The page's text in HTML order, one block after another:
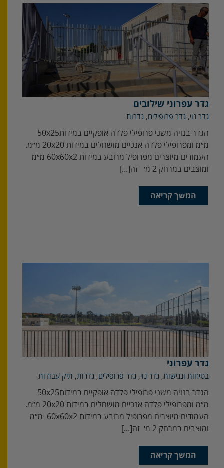
גדר עפרוני שילובים
גדר נוי, גדר פרופילים, גדרות
הגדר‭ ‬בנויה‭ ‬משני‭ ‬פרופילי‭ ‬פלדה‭ ‬אופקיים‭ ‬במידות‭ ‬50x25‭
‬ומוצבים‭ ‬במרחק‭ ‬2‭ ‬מ׳‭ ‬ זה‭ [...]
המשך קריאה
גדר עפרוני
בטיחות ונגישות, גדר נוי, גדר פרופילים, גדרות, תיק עבודות
הגדר‭ ‬בנויה‭ ‬משני‭ ‬פרופילי‭ ‬פלדה‭ ‬אופקיים‭ ‬במידות‭ ‬50x25‭
‬ומוצבים‭ ‬במרחק‭ ‬2‭ ‬מ׳‭ ‬ זה‭ [...]
המשך קריאה